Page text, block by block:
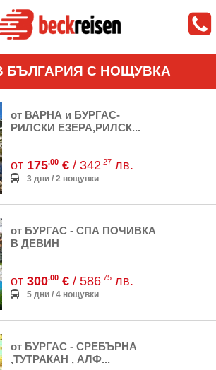
БЪЛГАРИЯ С НОЩУВКА
от ВАРНА и БУРГАС-
РИЛСКИ ЕЗЕРА,РИЛСК...
от 175.00 € / 342 .27 лв.
3 дни / 2 нощувки
от БУРГАС - СПА ПОЧИВКА
В ДЕВИН
от 300.00 € / 586 .75 лв.
5 дни / 4 нощувки
от БУРГАС - СРЕБЪРНА
,ТУТРАКАН , АЛФ...